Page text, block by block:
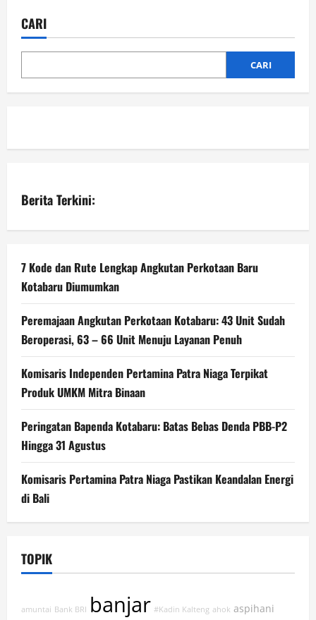
CARI
CARI
Berita Terkini:
7 Kode dan Rute Lengkap Angkutan Perkotaan Baru
Kotabaru Diumumkan
Peremajaan Angkutan Perkotaan Kotabaru: 43 Unit Sudah
Beroperasi, 63 – 66 Unit Menuju Layanan Penuh
Komisaris Independen Pertamina Patra Niaga Terpikat
Produk UMKM Mitra Binaan
Peringatan Bapenda Kotabaru: Batas Bebas Denda PBB-P2
Hingga 31 Agustus
Komisaris Pertamina Patra Niaga Pastikan Keandalan Energi
di Bali
TOPIK
amuntai Bank BRI banjar #Kadin Kalteng ahok aspihani